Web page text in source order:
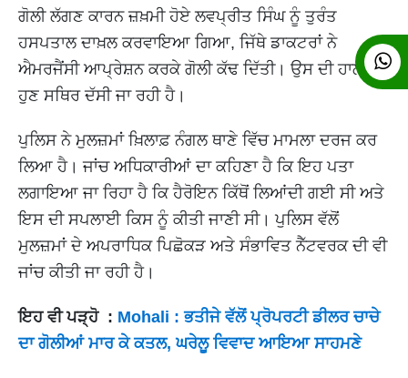
ਗੋਲੀ ਲੱਗਣ ਕਾਰਨ ਜ਼ਖ਼ਮੀ ਹੋਏ ਲਵਪ੍ਰੀਤ ਸਿੰਘ ਨੂੰ ਤੁਰੰਤ
ਹਸਪਤਾਲ ਦਾਖ਼ਲ ਕਰਵਾਇਆ ਗਿਆ, ਜਿੱਥੇ ਡਾਕਟਰਾਂ ਨੇ
ਐਮਰਜੈਂਸੀ ਆਪ੍ਰੇਸ਼ਨ ਕਰਕੇ ਗੋਲੀ ਕੱਢ ਦਿੱਤੀ। ਉਸ ਦੀ ਹਾਲਤ
ਹੁਣ ਸਥਿਰ ਦੱਸੀ ਜਾ ਰਹੀ ਹੈ।
ਪੁਲਿਸ ਨੇ ਮੁਲਜ਼ਮਾਂ ਖ਼ਿਲਾਫ਼ ਨੰਗਲ ਥਾਣੇ ਵਿੱਚ ਮਾਮਲਾ ਦਰਜ ਕਰ
ਲਿਆ ਹੈ। ਜਾਂਚ ਅਧਿਕਾਰੀਆਂ ਦਾ ਕਹਿਣਾ ਹੈ ਕਿ ਇਹ ਪਤਾ
ਲਗਾਇਆ ਜਾ ਰਿਹਾ ਹੈ ਕਿ ਹੈਰੋਇਨ ਕਿੱਥੋਂ ਲਿਆਂਦੀ ਗਈ ਸੀ ਅਤੇ
ਇਸ ਦੀ ਸਪਲਾਈ ਕਿਸ ਨੂੰ ਕੀਤੀ ਜਾਣੀ ਸੀ। ਪੁਲਿਸ ਵੱਲੋਂ
ਮੁਲਜ਼ਮਾਂ ਦੇ ਅਪਰਾਧਿਕ ਪਿਛੋਕੜ ਅਤੇ ਸੰਭਾਵਿਤ ਨੈੱਟਵਰਕ ਦੀ ਵੀ
ਜਾਂਚ ਕੀਤੀ ਜਾ ਰਹੀ ਹੈ।
ਇਹ ਵੀ ਪੜ੍ਹੋ : Mohali : ਭਤੀਜੇ ਵੱਲੋਂ ਪ੍ਰੋਪਰਟੀ ਡੀਲਰ ਚਾਚੇ
ਦਾ ਗੋਲੀਆਂ ਮਾਰ ਕੇ ਕਤਲ, ਘਰੇਲੂ ਵਿਵਾਦ ਆਇਆ ਸਾਹਮਣੇ